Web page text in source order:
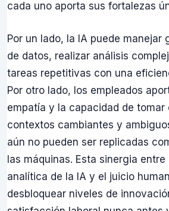
cada uno aporta sus fortalezas
Por un lado, la IA puede manejar
de datos, realizar análisis
tareas repetitivas con una
Por otro lado, los empleados
empatía y la capacidad de tomar
contextos cambiantes y
aún no pueden ser replicadas
las máquinas. Esta sinergia
analítica de la IA y el juicio
desbloquear niveles de